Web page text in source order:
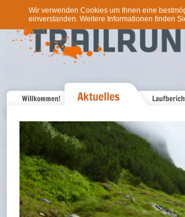
Wir verwenden Cookies um Ihnen eine
einverstanden. Weitere Informationen finden